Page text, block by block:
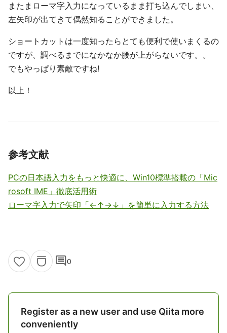
またまローマ字入力になっているまま打ち込んでしまい、
左矢印が出てきて偶然知ることができました。
ショートカットは一度知ったらとても便利で使いまくるの
ですが、調べるまでになかなか腰が上がらないです。。
でもやっぱり素敵ですね!
以上！
参考文献
PCの日本語入力をもっと快適に、Win10標準搭載の「Mic
rosoft IME」徹底活用術
ローマ字入力で矢印「←↑→↓」を簡単に入力する方法
comment0
Register as a new user and use Qiita more
conveniently